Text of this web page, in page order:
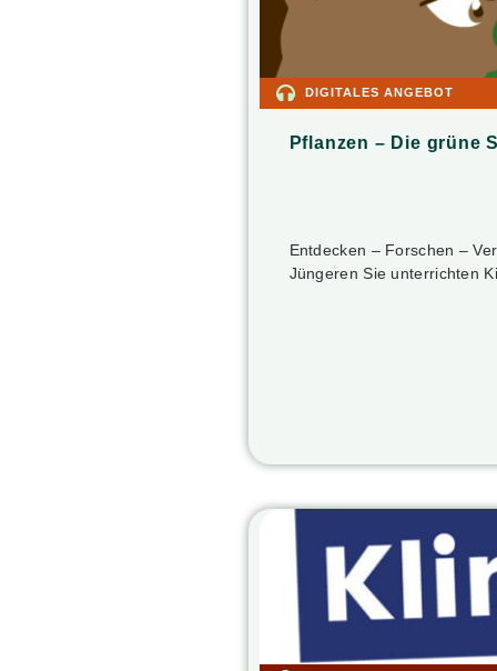
DIGITALES ANGEBOT
Pflanzen – Die grüne
Entdecken – Forschen –
Jüngeren Sie unterrichten